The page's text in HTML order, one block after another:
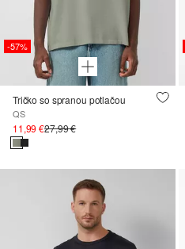
-57%
Tričko so spranou potlačou
QS
11,99 €27,99 €